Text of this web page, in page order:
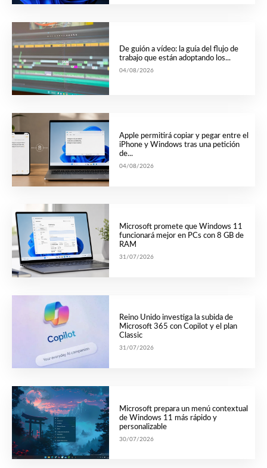
De guión a vídeo: la guía del flujo de
trabajo que están adoptando los...
04/08/2026
Apple permitirá copiar y pegar entre el
iPhone y Windows tras una petición
de...
04/08/2026
Microsoft promete que Windows 11
funcionará mejor en PCs con 8 GB de
RAM
31/07/2026
Reino Unido investiga la subida de
Microsoft 365 con Copilot y el plan
Classic
31/07/2026
Microsoft prepara un menú contextual
de Windows 11 más rápido y
personalizable
30/07/2026